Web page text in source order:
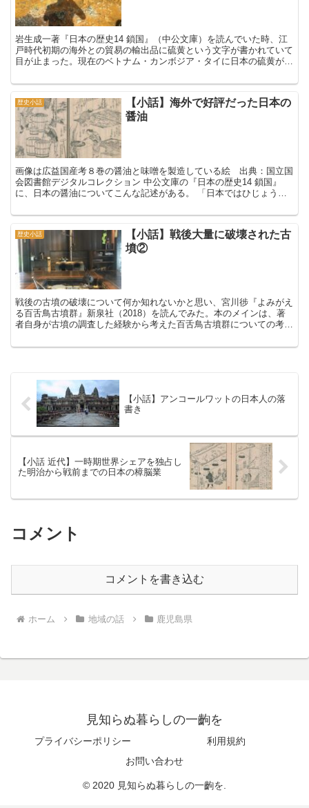
岩生成一著『日本の歴史14 鎖国』（中公文庫）を読んでいた時、江
戸時代初期の海外との貿易の輸出品に硫黄という文字が書かれていて
目が止まった。現在のベトナム・カンボジア・タイに日本の硫黄が、
歴史小話
【小話】海外で好評だった日本の
醤油
画像は広益国産考８巻の醤油と味噌を製造している絵 出典：国立国
会図書館デジタルコレクション 中公文庫の『日本の歴史14 鎖国』
に、日本の醤油についてこんな記述がある。 「日本ではひじょうに
歴史小話
【小話】戦後大量に破壊された古
墳②
戦後の古墳の破壊について何か知れないかと思い、宮川徏『よみがえ
る百舌鳥古墳群』新泉社（2018）を読んでみた。本のメインは、著
者自身が古墳の調査した経験から考えた百舌鳥古墳群についての考察
【小話】アンコールワットの日本人の落
書き
【小話 近代】一時期世界シェアを独占し
た明治から戦前までの日本の樟脳業
コメント
コメントを書き込む
ホーム 地域の話 鹿児島県
見知らぬ暮らしの一齣を
プライバシーポリシー
利用規約
お問い合わせ
© 2020 見知らぬ暮らしの一齣を.